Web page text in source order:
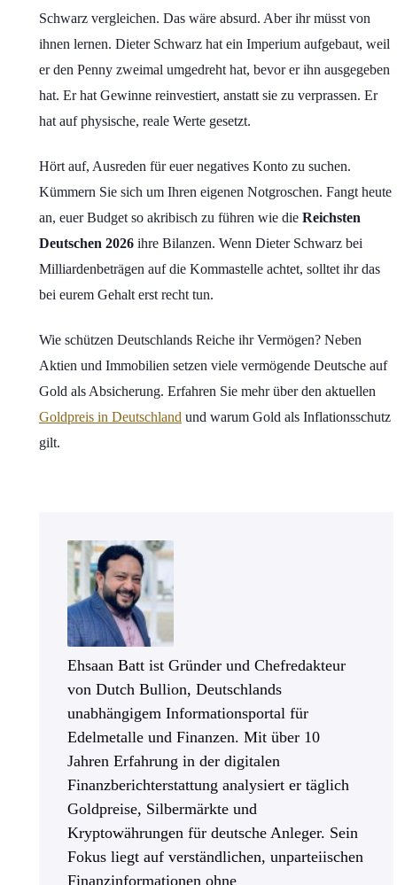
Schwarz vergleichen. Das wäre absurd. Aber ihr müsst von
ihnen lernen. Dieter Schwarz hat ein Imperium aufgebaut, weil
er den Penny zweimal umgedreht hat, bevor er ihn ausgegeben
hat. Er hat Gewinne reinvestiert, anstatt sie zu verprassen. Er
hat auf physische, reale Werte gesetzt.
Hört auf, Ausreden für euer negatives Konto zu suchen.
Kümmern Sie sich um Ihren eigenen Notgroschen. Fangt heute
an, euer Budget so akribisch zu führen wie die Reichsten
Deutschen 2026 ihre Bilanzen. Wenn Dieter Schwarz bei
Milliardenbeträgen auf die Kommastelle achtet, solltet ihr das
bei eurem Gehalt erst recht tun.
Wie schützen Deutschlands Reiche ihr Vermögen? Neben
Aktien und Immobilien setzen viele vermögende Deutsche auf
Gold als Absicherung. Erfahren Sie mehr über den aktuellen
Goldpreis in Deutschland und warum Gold als Inflationsschutz
gilt.
Ehsaan Batt ist Gründer und Chefredakteur
von Dutch Bullion, Deutschlands
unabhängigem Informationsportal für
Edelmetalle und Finanzen. Mit über 10
Jahren Erfahrung in der digitalen
Finanzberichterstattung analysiert er täglich
Goldpreise, Silbermärkte und
Kryptowährungen für deutsche Anleger. Sein
Fokus liegt auf verständlichen, unparteiischen
Finanzinformationen ohne